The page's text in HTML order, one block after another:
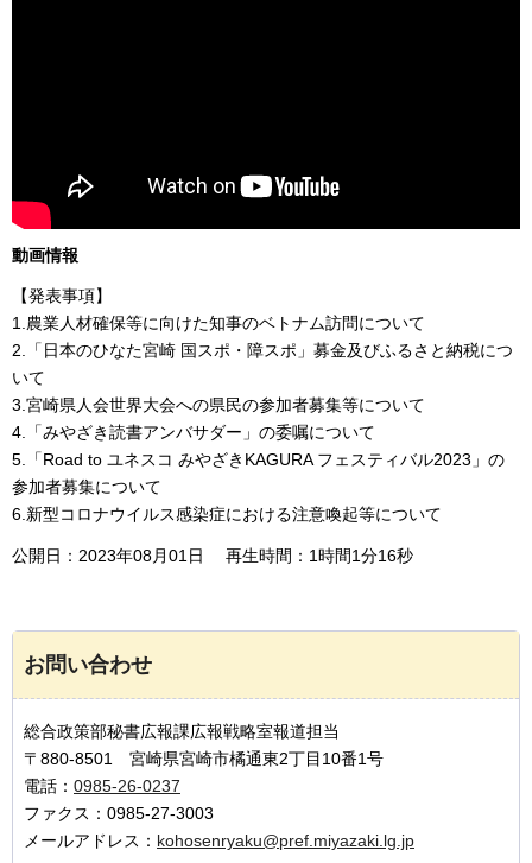
動画情報
【発表事項】
1.農業人材確保等に向けた知事のベトナム訪問について
2.「日本のひなた宮崎 国スポ・障スポ」募金及びふるさと納税につ
いて
3.宮崎県人会世界大会への県民の参加者募集等について
4.「みやざき読書アンバサダー」の委嘱について
5.「Road to ユネスコ みやざきKAGURA フェスティバル2023」の
参加者募集について
6.新型コロナウイルス感染症における注意喚起等について
公開日：2023年08月01日 再生時間：1時間1分16秒
お問い合わせ
総合政策部秘書広報課広報戦略室報道担当
〒880-8501 宮崎県宮崎市橘通東2丁目10番1号
電話： 0985-26-0237
ファクス：0985-27-3003
メールアドレス： kohosenryaku@pref.miyazaki.lg.jp